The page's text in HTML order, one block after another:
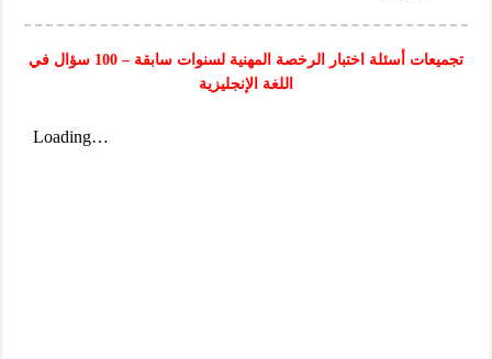
تجميعات أسئلة اختبار الرخصة المهنية لسنوات سابقة – 100 سؤال في
اللغة الإنجليزية